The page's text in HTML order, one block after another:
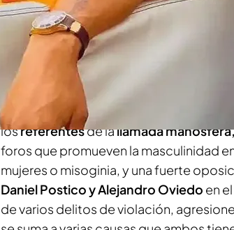
Compartir
Este miércoles ha comenzado en
influencer norteamericano y británico
losreferentesde lallamada
foros que promueven la masculinidad
mujeres o misoginia, y una fuerte
Daniel Postico y Alejandro Oviedo en
de varios delitos de violación,